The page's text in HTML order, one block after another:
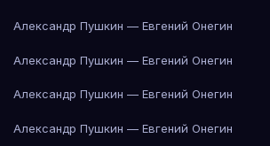
Александр Пушкин — Евгений Онегин
Александр Пушкин — Евгений Онегин
Александр Пушкин — Евгений Онегин
Александр Пушкин — Евгений Онегин